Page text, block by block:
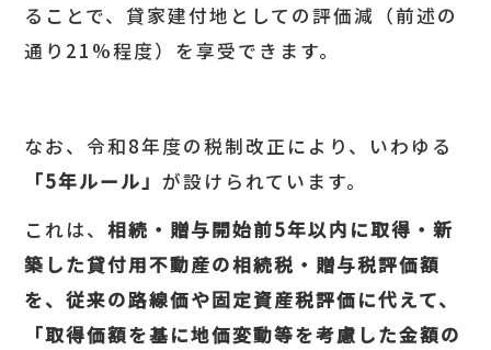
ることで、貸家建付地としての評価減（前述の
通り21%程度）を享受できます。
なお、令和8年度の税制改正により、いわゆる
「5年ルール」が設けられています。
これは、相続・贈与開始前5年以内に取得・新
築した貸付用不動産の相続税・贈与税評価額
を、従来の路線価や固定資産税評価に代えて、
「取得価額を基に地価変動等を考慮した金額の